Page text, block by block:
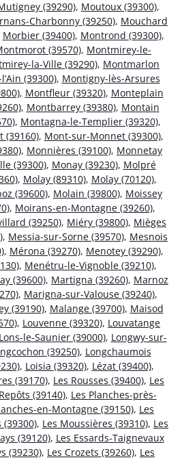
(39290), Moutoux (39300),
Charbonny (39250), Mouchard
Morbier (39400), Montrond (39300),
(39570), Montmirey-le-
la-Ville (39290), Montmarlon
(39300), Montigny-lès-Arsures
, Montfleur (39320), Monteplain
, Montbarrey (39380), Montain
, Montagna-le-Templier (39320),
(39160), Mont-sur-Monnet (39300),
, Monnières (39100), Monnetay
(39300), Monay (39230), Molpré
, Molay (89310), Molay (70120),
(39600), Molain (39800), Moissey
, Moirans-en-Montagne (39260),
(39250), Miéry (39800), Mièges
, Messia-sur-Sorne (39570), Mesnois
, Mérona (39270), Menotey (39290),
, Menétru-le-Vignoble (39210),
(39600), Martigna (39260), Marnoz
, Marigna-sur-Valouse (39240),
(39190), Malange (39700), Maisod
, Louvenne (39320), Louvatange
Lons-le-Saunier (39000), Longwy-sur-
(39250), Longchaumois
, Loisia (39320), Lézat (39400),
(39170), Les Rousses (39400), Les
(39140), Les Planches-près-
en-Montagne (39150), Les
(39300), Les Moussières (39310), Les
(39120), Les Essards-Taignevaux
(39230), Les Crozets (39260), Les